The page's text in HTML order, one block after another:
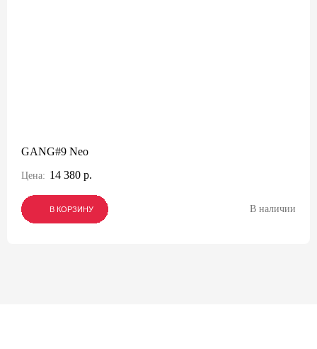
GANG#9 Neo
Цена: 14 380 р.
В КОРЗИНУ
В КОРЗИНУ
В КОРЗИНУ В наличии